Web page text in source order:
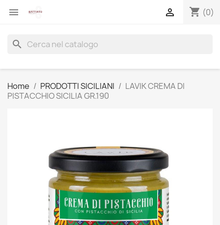
 shopping_cart (0)

search
Home PRODOTTI SICILIANI
LAVIK CREMA DI
PISTACCHIO SICILIA GR.190